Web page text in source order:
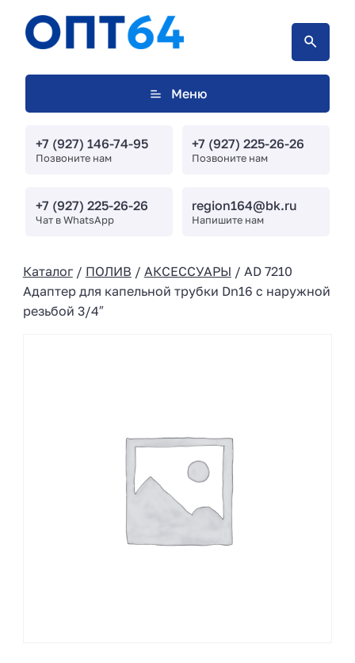
Меню
+7 (927) 146-74-95
Позвоните нам
+7 (927) 225-26-26
Позвоните нам
+7 (927) 225-26-26
Чат в WhatsApp
region164@bk.ru
Напишите нам
Каталог/ ПОЛИВ / АКСЕССУАРЫ / AD 7210
Адаптер для капельной трубки Dn16 с наружной
резьбой 3/4″